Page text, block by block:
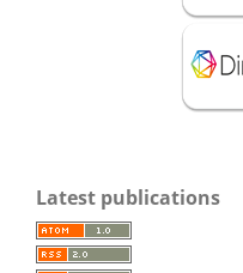
Latest publications